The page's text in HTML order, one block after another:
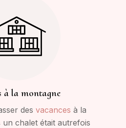
à la montagne
des vacances à la
un chalet était autrefois